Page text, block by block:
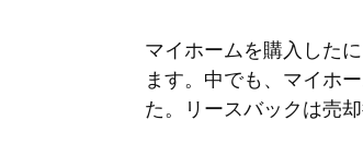
マイホームを購入した
ます。中でも、マイホ
た。リースバックは売